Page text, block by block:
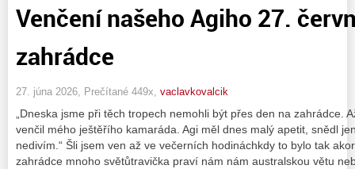
Venčení našeho Agiho 27.
zahrádce
27. júna 2026, Prečítané 449x, vaclavkovalcik
„Dneska jsme při těch tropech nemohli být přes den na zahrádce.
venčil mého ještěřího kamaráda. Agi měl dnes malý apetit, snědl
nedivím.“ Šli jsem ven až ve večerních hodináchkdy to bylo tak
zahrádce mnoho světůtravička praví nám nám australskou větu